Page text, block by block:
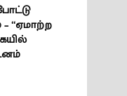
“ஏமாற்ற